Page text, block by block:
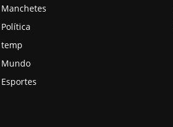
Manchetes
Política
temp
Mundo
Esportes